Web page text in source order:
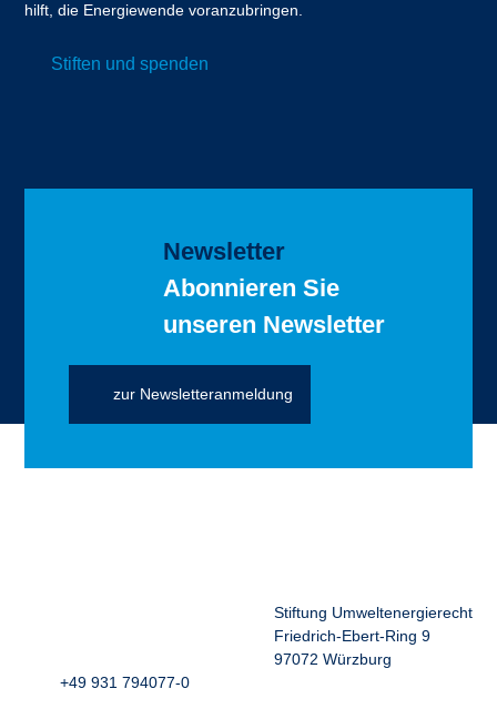
hilft, die Energiewende voranzubringen.
Stiften und spenden
Newsletter
Abonnieren Sie
unseren Newsletter
zur Newsletteranmeldung
Stiftung Umweltenergierecht
Friedrich-Ebert-Ring 9
97072 Würzburg
+49 931 794077-0